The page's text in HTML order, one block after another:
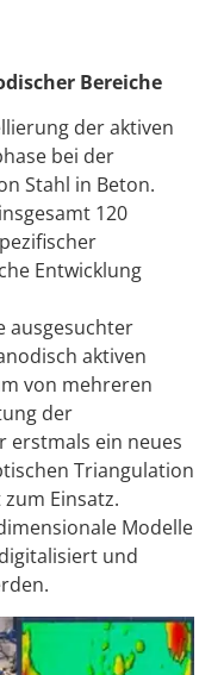
Bereiche
der aktiven
bei der
Stahl in Beton.
120
Entwicklung
ausgesuchter
aktiven
von mehreren
der
erstmals ein neues
Triangulation
Einsatz.
Modelle
und